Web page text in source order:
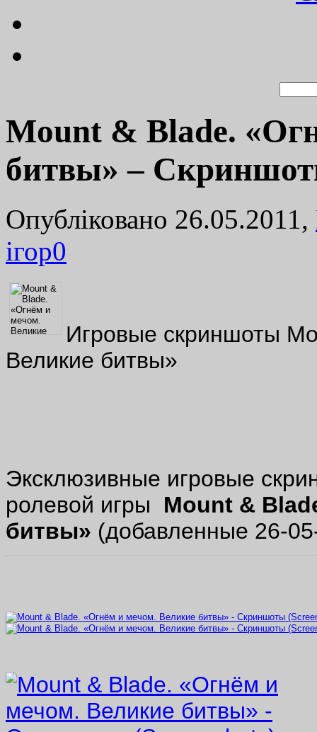
Mount & Blade.
битвы» –
Опубліковано 26.05.2011,
ігор0
Игровые скриншоты
Великие битвы»
Эксклюзивные игровые
ролевой игры
Mount &
битвы» (добавленные 26-